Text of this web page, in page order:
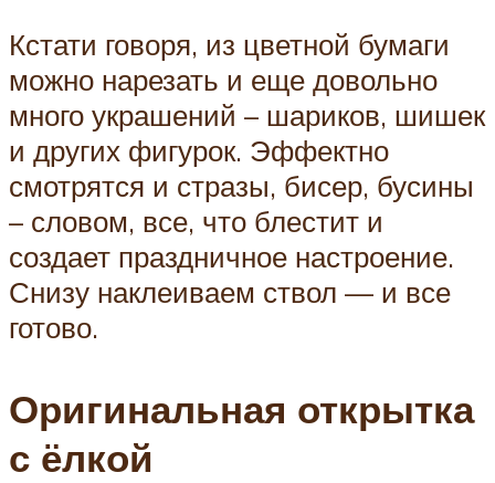
Кстати говоря, из цветной бумаги
можно нарезать и еще довольно
много украшений – шариков, шишек
и других фигурок. Эффектно
смотрятся и стразы, бисер, бусины
– словом, все, что блестит и
создает праздничное настроение.
Снизу наклеиваем ствол — и все
готово.
Оригинальная открытка
с ёлкой